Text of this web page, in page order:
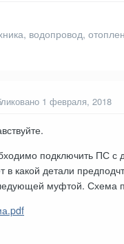
водопровод,
1 февраля, 2018
подключить ПС с
в какой детали
муфтой. Схема